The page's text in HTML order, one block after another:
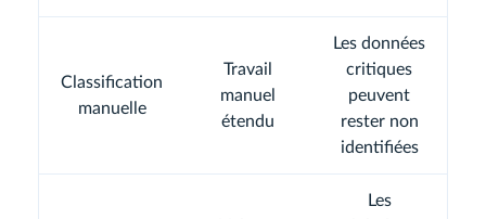
Classification
manuelle
Travail
manuel
étendu
Les données
critiques
peuvent
rester non
identifiées
Les